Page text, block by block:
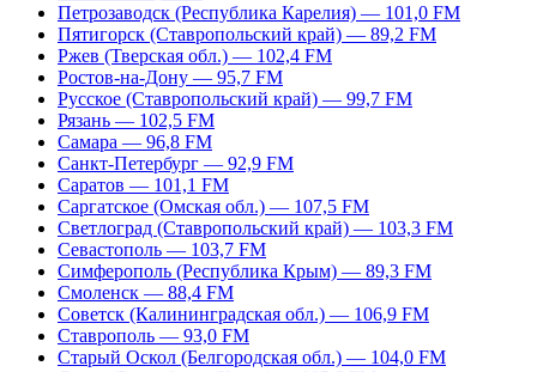
Петрозаводск (Республика Карелия) — 101,0 FM
Пятигорск (Ставропольский край) — 89,2 FM
Ржев (Тверская обл.) — 102,4 FM
Ростов-на-Дону — 95,7 FM
Русское (Ставропольский край) — 99,7 FM
Рязань — 102,5 FM
Самара — 96,8 FM
Санкт-Петербург — 92,9 FM
Саратов — 101,1 FM
Саргатское (Омская обл.) — 107,5 FM
Светлоград (Ставропольский край) — 103,3 FM
Севастополь — 103,7 FM
Симферополь (Республика Крым) — 89,3 FM
Смоленск — 88,4 FM
Советск (Калининградская обл.) — 106,9 FM
Ставрополь — 93,0 FM
Старый Оскол (Белгородская обл.) — 104,0 FM